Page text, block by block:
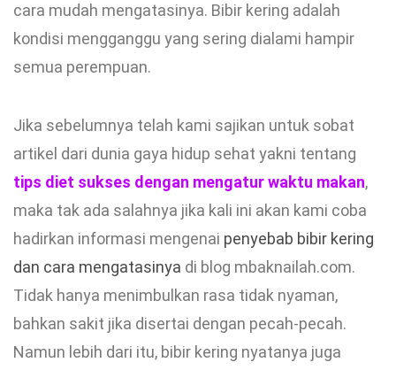
cara mudah mengatasinya. Bibir kering adalah
kondisi mengganggu yang sering dialami hampir
semua perempuan.
Jika sebelumnya telah kami sajikan untuk sobat
artikel dari dunia gaya hidup sehat yakni tentang
tips diet sukses dengan mengatur waktu makan,
maka tak ada salahnya jika kali ini akan kami coba
hadirkan informasi mengenai penyebab bibir kering
dan cara mengatasinya di blog mbaknailah.com.
Tidak hanya menimbulkan rasa tidak nyaman,
bahkan sakit jika disertai dengan pecah-pecah.
Namun lebih dari itu, bibir kering nyatanya juga